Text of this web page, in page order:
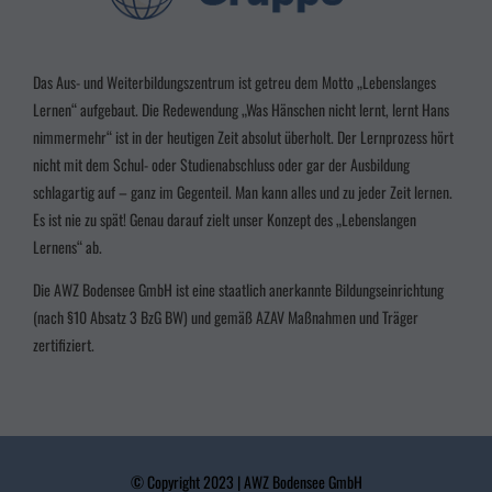
Das Aus- und Weiterbildungszentrum ist getreu dem Motto „Lebenslanges
Lernen“ aufgebaut. Die Redewendung „Was Hänschen nicht lernt, lernt Hans
nimmermehr“ ist in der heutigen Zeit absolut überholt. Der Lernprozess hört
nicht mit dem Schul- oder Studienabschluss oder gar der Ausbildung
schlagartig auf – ganz im Gegenteil. Man kann alles und zu jeder Zeit lernen.
Es ist nie zu spät! Genau darauf zielt unser Konzept des „Lebenslangen
Lernens“ ab.
Die AWZ Bodensee GmbH ist eine staatlich anerkannte Bildungseinrichtung
(nach §10 Absatz 3 BzG BW) und gemäß AZAV Maßnahmen und Träger
zertifiziert.
© Copyright 2023 | AWZ Bodensee GmbH
Essenziell (3)
Funktion der Website erforderlich.
Cookie-Informationen anzeigen
Marketing (2)
Marketing-Cookies werden von Drittanbietern oder Publishern verwendet, um
personalisierte Werbung anzuzeigen. Sie tun dies, indem sie Besucher über Websites hinweg
verfolgen.
powered by Borlabs Cookie Datenschutzerklärung Impressum